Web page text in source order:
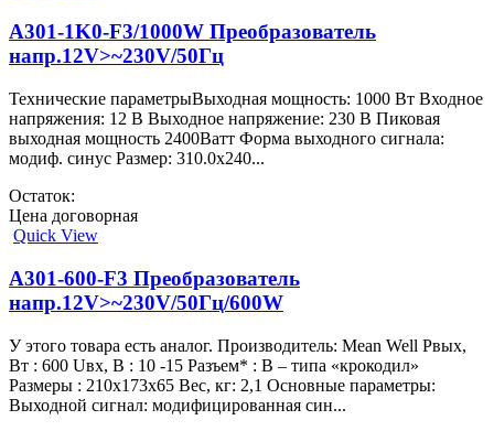
A301-1K0-F3/1000W Преобразователь
напр.12V>~230V/50Гц
Технические параметрыВыходная мощность: 1000 Вт Входное
напряжения: 12 В Выходное напряжение: 230 В Пиковая
выходная мощность 2400Ватт Форма выходного сигнала:
модиф. синус Размер: 310.0x240...
Остаток:
Цена договорная
Quick View
A301-600-F3 Преобразователь
напр.12V>~230V/50Гц/600W
У этого товара есть аналог. Производитель: Mean Well Pвых,
Вт : 600 Uвх, В : 10 -15 Разъем* : B – типа «крокодил»
Размеры : 210x173x65 Вес, кг: 2,1 Основные параметры:
Выходной сигнал: модифицированная син...